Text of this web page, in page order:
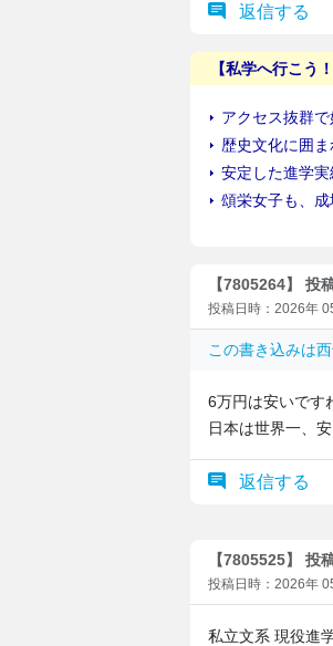
返信する
【7805264】 投
投稿日時：2026年
この書き込みは
6万円は安いです
日本は世界一、
返信する
【7805525】
投稿日時：2026年
私立文系 現役進